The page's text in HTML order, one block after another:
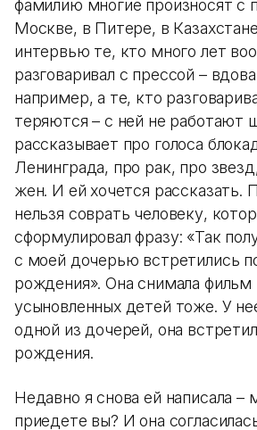
фамилию многие произносят с
Москве, в Питере, в
интервью те, кто много лет
разговаривал с прессой –
например, а те, кто
теряются – с ней не работают
рассказывает про голоса
Ленинграда, про рак, про
жен. И ей хочется рассказать.
нельзя соврать человеку,
сформулировал фразу: «Так
с моей дочерью встретились
рождения». Она снимала фильм
усыновленных детей тоже. У
одной из дочерей, она
рождения.
Недавно я снова ей написала –
приедете вы? И она